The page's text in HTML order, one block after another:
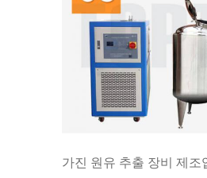
가진 원유 추출 장비 제조